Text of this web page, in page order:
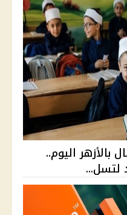
بالأزهر اليوم..
لتسل...